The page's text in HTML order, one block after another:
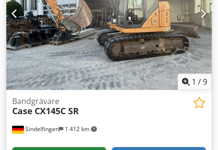
1 /9
Sindelfingen 1 412 km
Bandgrävare
Case CX145C SR